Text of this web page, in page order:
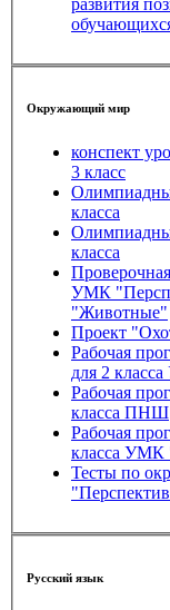
Окружающий мир
конспект
3 класс
класса
класса
УМК
"Животные"
Проект
Рабочая
для 2
Рабочая
класса ПНШ
Рабочая
класса
Тесты по
Русский язык